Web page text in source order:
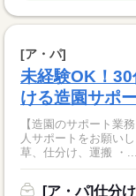
[ア・パ]
未経験OK！
ける造園サポ
【造園のサポート業
人サポートをお願い
草、仕分け、運搬 ・...
[ア・パ]仕分